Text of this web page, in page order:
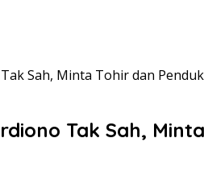
Sah, Minta Tohir dan
Tak Sah,